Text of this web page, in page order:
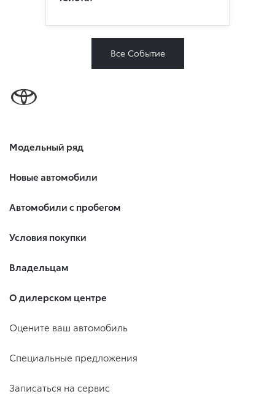
Все Событие
Модельный ряд
Новые автомобили
Автомобили с пробегом
Условия покупки
Владельцам
О дилерском центре
Оцените ваш автомобиль
Специальные предложения
Записаться на сервис